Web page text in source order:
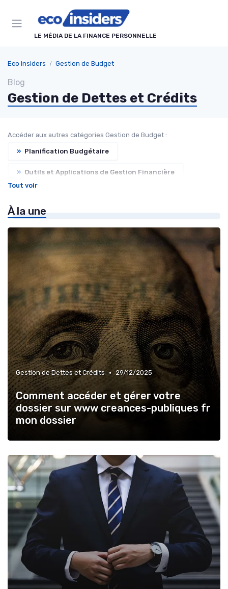
LE MÉDIA DE LA FINANCE PERSONNELLE
Eco Insiders Gestion de Budget
Blog
Gestion de Dettes et Crédits
Accéder aux autres catégories Gestion de Budget :
» Planification Budgétaire
» Outils et Applications de Gestion Financière
» Conseils pour Familles et Couples
Tout voir
À la une
Gestion de Dettes et Crédits • 29/12/2025
Comment accéder et gérer votre
dossier sur www creances-publiques fr
mon dossier